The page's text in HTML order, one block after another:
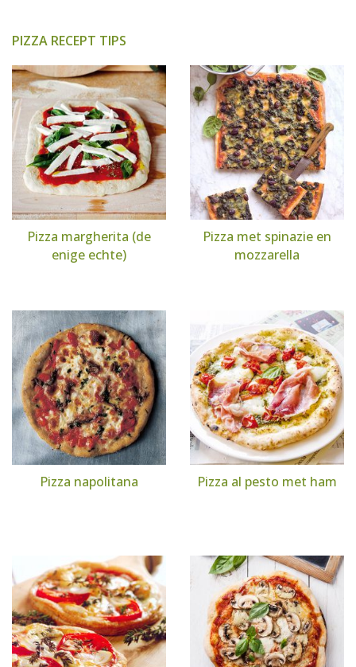
PIZZA RECEPT TIPS
Pizza margherita (de
enige echte)
Pizza met spinazie en
mozzarella
Pizza napolitana Pizza al pesto met ham